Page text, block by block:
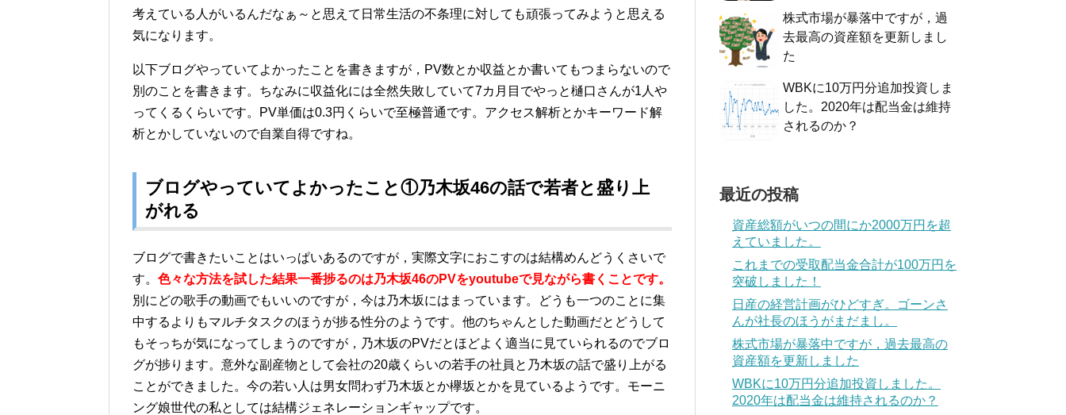
考えている人がいるんだなぁ～と思えて日常生活の不条理に対しても頑張ってみようと思える
気になります。
以下ブログやっていてよかったことを書きますが，PV数とか収益とか書いてもつまらないので
別のことを書きます。ちなみに収益化には全然失敗していて7カ月目でやっと樋口さんが1人や
ってくるくらいです。PV単価は0.3円くらいで至極普通です。アクセス解析とかキーワード解
析とかしていないので自業自得ですね。
ブログやっていてよかったこと①乃木坂46の話で若者と盛り上
がれる
ブログで書きたいことはいっぱいあるのですが，実際文字におこすのは結構めんどうくさいで
す。 色々な方法を試した結果一番捗るのは乃木坂46のPVをyoutubeで見ながら書くことです。
別にどの歌手の動画でもいいのですが，今は乃木坂にはまっています。
どうも一つのことに集
中するよりもマルチタスクのほうが捗る性分のようです。他のちゃんとした動画だとどうして
もそっちが気になってしまうのですが，乃木坂のPVだとほどよく適当に見ていられるのでブロ
グが捗ります。意外な副産物として会社の20歳くらいの若手の社員と乃木坂の話で盛り上がる
ことができました。今の若い人は男女問わず乃木坂とか欅坂とかを見ているようです。モーニ
ング娘世代の私としては結構ジェネレーションギャップです。
株式市場が暴落中ですが，過
去最高の資産額を更新しまし
た
WBKに10万円分追加投資しま
した。2020年は配当金は維持
されるのか？
最近の投稿
資産総額がいつの間にか2000万円を超
えていました。
これまでの受取配当金合計が100万円を
突破しました！
日産の経営計画がひどすぎ。ゴーンさ
んが社長のほうがまだまし。
株式市場が暴落中ですが，過去最高の
資産額を更新しました
WBKに10万円分追加投資しました。
2020年は配当金は維持されるのか？